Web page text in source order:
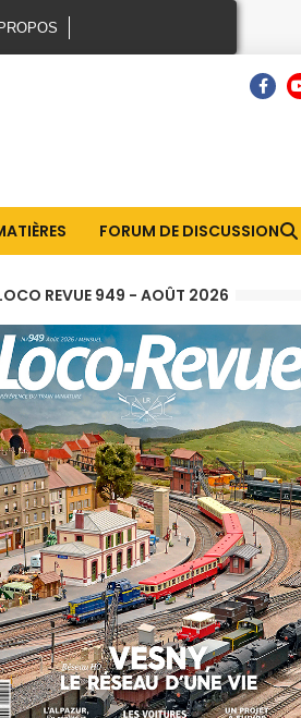
FORUM DE DISCUSSION
REVUE 949 - AOÛT 2026